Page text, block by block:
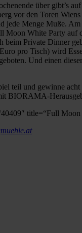
über gibt’s
vor den Toren
jede Menge Muße. Am
Moon White Party auf
beim Private Dinner
pro Tisch) wird
Und einen
teil und gewinne acht
BIORAMA-
title=“Full